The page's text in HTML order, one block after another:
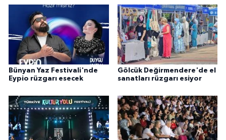
Bünyan Yaz Festivali'nde
Eypio rüzgarı esecek
Gölcük Değirmendere'de el
sanatları rüzgarı esiyor